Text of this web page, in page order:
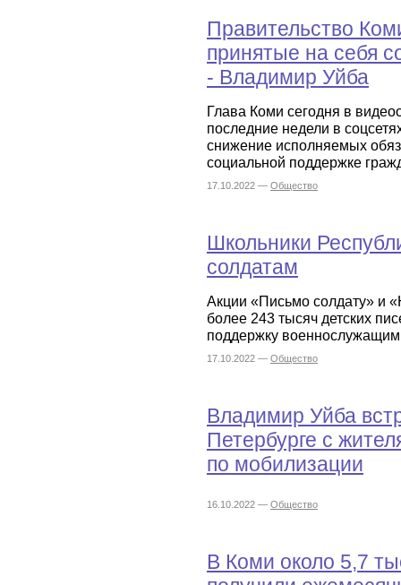
Правительство
принятые на себя
- Владимир Уйба
Глава Коми сегодня в
последние недели в
снижение исполняемых
социальной поддержке
17.10.2022 — Общество
Школьники
солдатам
Акции «Письмо солдату» и
более 243 тысяч детских
поддержку военнослужащим
17.10.2022 — Общество
Владимир Уйба
Петербурге с
по мобилизации
16.10.2022 — Общество
В Коми около 5,7